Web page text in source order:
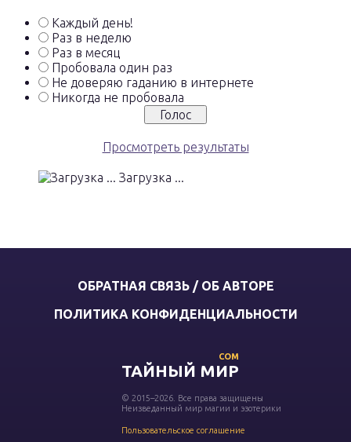
Каждый день!
Раз в неделю
Раз в месяц
Пробовала один раз
Не доверяю гаданию в интернете
Никогда не пробовала
Просмотреть результаты
Загрузка ...
ОБРАТНАЯ СВЯЗЬ / ОБ АВТОРЕ
ПОЛИТИКА КОНФИДЕНЦИАЛЬНОСТИ
ТАЙНЫЙ МИР
COM
© 2015–2026. Все права защищены
Неизведанный мир магии и эзотерики
Пользовательское соглашение